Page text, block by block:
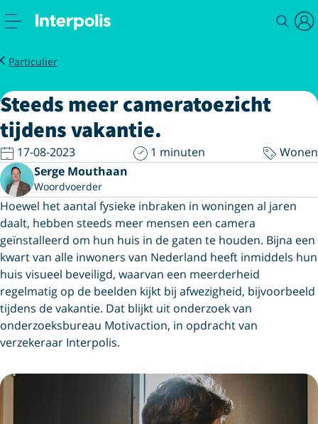
Nieuws
Particulier
Steeds meer cameratoezicht tijdens vakantie
Steeds meer cameratoezicht
tijdens vakantie.
17-08-2023 1 minuten
Wonen
Serge Mouthaan
Woordvoerder
Hoewel het aantal fysieke inbraken in woningen al jaren
daalt, hebben steeds meer mensen een camera
geïnstalleerd om hun huis in de gaten te houden. Bijna een
kwart van alle inwoners van Nederland heeft inmiddels hun
huis visueel beveiligd, waarvan een meerderheid
regelmatig op de beelden kijkt bij afwezigheid, bijvoorbeeld
tijdens de vakantie. Dat blijkt uit onderzoek van
onderzoeksbureau Motivaction, in opdracht van
verzekeraar Interpolis.